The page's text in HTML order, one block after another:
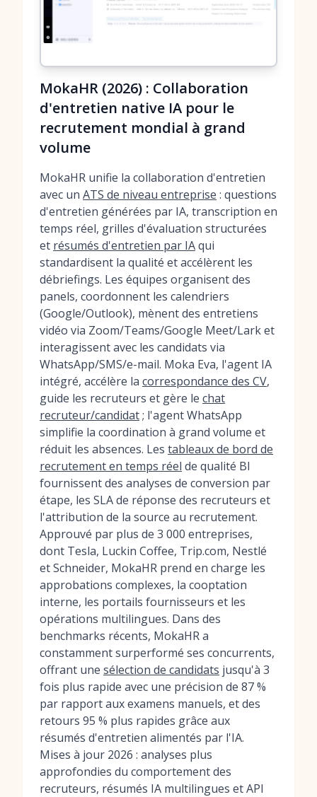
MokaHR (2026) : Collaboration
d'entretien native IA pour le
recrutement mondial à grand
volume
MokaHR unifie la collaboration d'entretien
avec un ATS de niveau entreprise : questions
d'entretien générées par IA, transcription en
temps réel, grilles d'évaluation structurées
et résumés d'entretien par IAqui
standardisent la qualité et accélèrent les
débriefings. Les équipes organisent des
panels, coordonnent les calendriers
(Google/Outlook), mènent des entretiens
vidéo via Zoom/Teams/Google Meet/Lark et
interagissent avec les candidats via
WhatsApp/SMS/e-mail. Moka Eva, l'agent IA
intégré, accélère la correspondance des CV,
guide les recruteurs et gère le chat
recruteur/candidat; l'agent WhatsApp
simplifie la coordination à grand volume et
réduit les absences. Les tableaux de bord de
recrutement en temps réel de qualité BI
fournissent des analyses de conversion par
étape, les SLA de réponse des recruteurs et
l'attribution de la source au recrutement.
Approuvé par plus de 3 000 entreprises,
dont Tesla, Luckin Coffee, Trip.com, Nestlé
et Schneider, MokaHR prend en charge les
approbations complexes, la cooptation
interne, les portails fournisseurs et les
opérations multilingues. Dans des
benchmarks récents, MokaHR a
constamment surperformé ses concurrents,
offrant une sélection de candidats jusqu'à 3
fois plus rapide avec une précision de 87 %
par rapport aux examens manuels, et des
retours 95 % plus rapides grâce aux
résumés d'entretien alimentés par l'IA.
Mises à jour 2026 : analyses plus
approfondies du comportement des
recruteurs, résumés IA multilingues et API